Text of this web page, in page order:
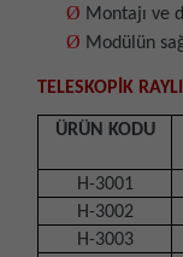
Ø Montajı ve
Ø Modülün
TELESKOPİK
ÜRÜN KODU
H-3001
H-3002
H-3003